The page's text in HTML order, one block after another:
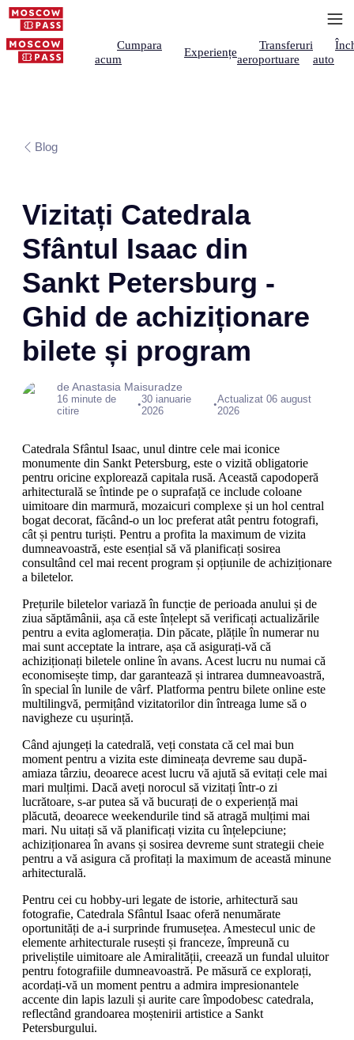
Cumpara
acum
Experiențe
Transferuri
aeroportuare
auto
Blog
Vizitați Catedrala
Sfântul Isaac din
Sankt Petersburg -
Ghid de achiziționare
bilete și program
de Anastasia Maisuradze
16 minute de
citire
•30 ianuarie
2026
•Actualizat 06 august
2026
Catedrala Sfântul Isaac, unul dintre cele mai iconice
monumente din Sankt Petersburg, este o vizită obligatorie
pentru oricine explorează capitala rusă. Această capodoperă
arhitecturală se întinde pe o suprafață ce include coloane
uimitoare din marmură, mozaicuri complexe și un hol central
bogat decorat, făcând-o un loc preferat atât pentru fotografi,
cât și pentru turiști. Pentru a profita la maximum de vizita
dumneavoastră, este esențial să vă planificați sosirea
consultând cel mai recent program și opțiunile de achiziționare
a biletelor.
Prețurile biletelor variază în funcție de perioada anului și de
ziua săptămânii, așa că este înțelept să verificați actualizările
pentru a evita aglomerația. Din păcate, plățile în numerar nu
mai sunt acceptate la intrare, așa că asigurați-vă că
achiziționați biletele online în avans. Acest lucru nu numai că
economisește timp, dar garantează și intrarea dumneavoastră,
în special în lunile de vârf. Platforma pentru bilete online este
multilingvă, permițând vizitatorilor din întreaga lume să o
navigheze cu ușurință.
Când ajungeți la catedrală, veți constata că cel mai bun
moment pentru a vizita este dimineața devreme sau după-
amiaza târziu, deoarece acest lucru vă ajută să evitați cele mai
mari mulțimi. Dacă aveți norocul să vizitați într-o zi
lucrătoare, s-ar putea să vă bucurați de o experiență mai
plăcută, deoarece weekendurile tind să atragă mulțimi mai
mari. Nu uitați să vă planificați vizita cu înțelepciune;
achiziționarea în avans și sosirea devreme sunt strategii cheie
pentru a vă asigura că profitați la maximum de această minune
arhitecturală.
Pentru cei cu hobby-uri legate de istorie, arhitectură sau
fotografie, Catedrala Sfântul Isaac oferă nenumărate
oportunități de a-i surprinde frumusețea. Amestecul unic de
elemente arhitecturale rusești și franceze, împreună cu
priveliștile uimitoare ale Amiralității, creează un fundal uluitor
pentru fotografiile dumneavoastră. Pe măsură ce explorați,
acordați-vă un moment pentru a admira impresionantele
accente din lapis lazuli și aurite care împodobesc catedrala,
reflectând grandoarea moștenirii artistice a Sankt
Petersburgului.